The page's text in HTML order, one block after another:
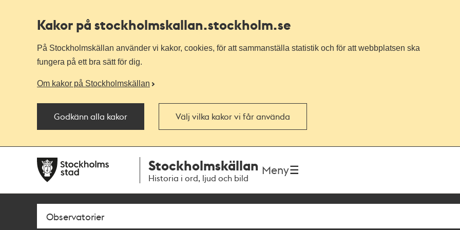
Kakor på stockholmskallan.stockholm.se
På Stockholmskällan använder vi kakor, cookies, för att sammanställa statistik och för att webbplatsen ska
fungera på ett bra sätt för dig.
Om kakor på Stockholmskällan
Godkänn alla kakor Välj vilka kakor vi får använda
navigationen
huvudinnehållet
Stockholmskällan
Historia i ord, ljud och bild
Meny
Sök